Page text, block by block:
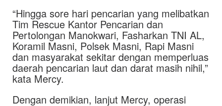
“Hingga sore hari pencarian yang melibatkan
Tim Rescue Kantor Pencarian dan
Pertolongan Manokwari, Fasharkan TNI AL,
Koramil Masni, Polsek Masni, Rapi Masni
dan masyarakat sekitar dengan memperluas
daerah pencarian laut dan darat masih nihil,”
kata Mercy.
Dengan demikian, lanjut Mercy, operasi